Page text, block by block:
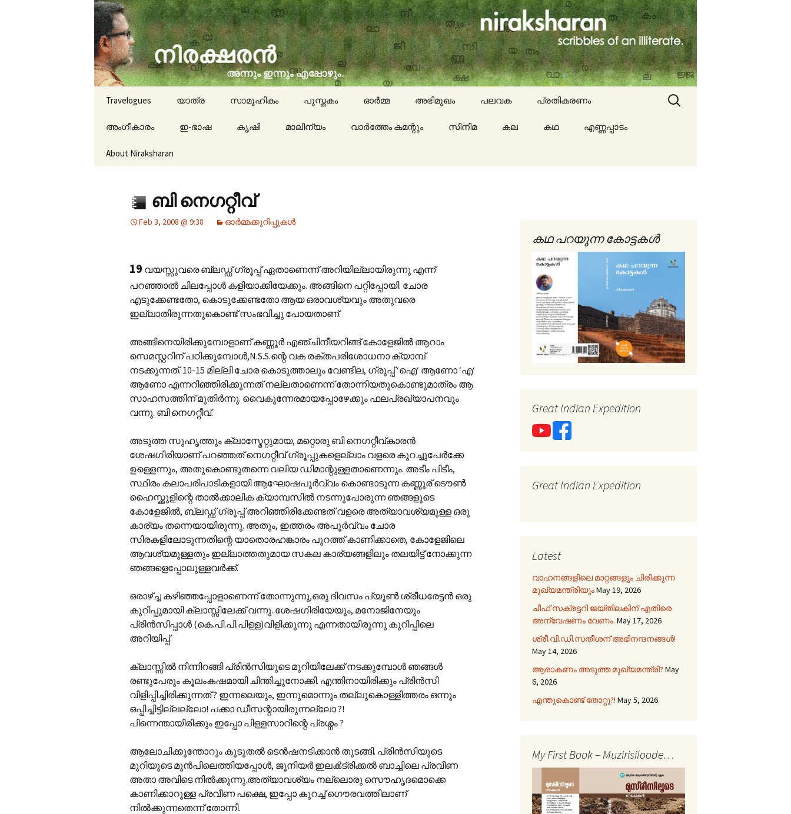
niraksharan (നിരക്ഷരൻ)
travelogues, book reviews, social issues, cinema, memories & lot more…
Skip to content
Travelogues യാത്ര സാമൂഹികം പുസ്തകം ഓർമ്മ അഭിമുഖം പലവക
കായികം
പ്രതികരണം
അംഗീകാരം ഇ-ഭാഷ കൃഷി മാലിന്യം വാർത്തേം കമന്റും സിനിമ കല കഥ എണ്ണപ്പാടം
About Niraksharan
Search
for:
ബി നെഗറ്റീവ്
Feb 3, 2008 @ 9:38 ഓർമ്മക്കുറിപ്പുകൾ
19 വയസ്സുവരെ ബ്ലഡ്ഡ് ഗ്രൂപ്പ് ഏതാണെന്ന് അറിയില്ലായിരുന്നു എന്ന്
പറഞ്ഞാല്‍ ചിലപ്പോള്‍ കളിയാക്കിയേക്കും. അങ്ങിനെ പറ്റിപ്പോയി. ചോര
എടുക്കേണ്ടതോ, കൊടുക്കേണ്ടതോ ആയ ഒരാവശ്യവും അതുവരെ
ഇല്ലാതിരുന്നതുകൊണ്ട് സംഭവിച്ചു പോയതാണ്.
അങ്ങിനെയിരിക്കുമ്പോളാണ് കണ്ണൂര്‍‍ എഞ്ചിനീയറിങ്ങ് കോളേജില്‍ ആറാം
സെമസ്റ്ററിന് പഠിക്കുമ്പോള്‍,‍N.S.S.ന്റെ വക രക്തപരിശോധനാ ക്യാമ്പ്
നടക്കുന്നത്. 10-15 മില്ലി ചോര കൊടുത്താലും വേണ്ടീല, ഗ്രൂപ്പ് ‘ഐ‘ ആണോ ‘എ‘
ആണോ എന്നറിഞ്ഞിരിക്കുന്നത് നല്ലതാണെന്ന് തോന്നിയതുകൊണ്ടുമാത്രം ആ
സാഹസത്തിന് മുതിര്‍ന്നു. വൈകുന്നേരമായപ്പോഴേക്കും ഫലപ്രഖ്യാപനവും
വന്നു. ബി നെഗറ്റീവ്.
അടുത്ത സുഹൃത്തും ക്ലാസ്മേറ്റുമായ, മറ്റൊരു ബി നെഗറ്റീവ്കാരന്‍
ശേഷഗിരിയാണ് പറഞ്ഞത് നെഗറ്റീവ് ഗ്രൂപ്പുകളെല്ലാം വളരെ കുറച്ചുപേര്‍ക്കേ
ഉള്ളെന്നും, അതുകൊണ്ടുതന്നെ വലിയ ഡിമാന്റുള്ളതാണെന്നും. അടീം പിടീം,
സ്ഥിരം കലാപരിപാ‍ടികളായി ആഘോഷപൂര്‍വ്വം കൊണ്ടാടുന്ന കണ്ണൂര് ടൌണ്‍
ഹൈസ്ക്കൂളിന്റെ താല്‍ക്കാലിക ക്യാമ്പസില്‍ നടന്നുപോരുന്ന ഞങ്ങളുടെ
കോളേജില്‍, ബ്ലഡ്ഡ് ഗ്രൂപ്പ് അറിഞ്ഞിരിക്കേണ്ടത് വളരെ അത്യാവശ്യമുള്ള ഒരു
കാര്യം തന്നെയായിരുന്നു. അതും, ഇത്തരം അപൂര്‍വ്വം ചോര
സിരകളിലോടുന്നതിന്റെ യാതൊരഹങ്കാരം പുറത്ത് കാണിക്കാതെ, കോളേജിലെ
ആവശ്യമുള്ളതും ഇല്ലാത്തതുമായ സകല കാര്യങ്ങളിലും തലയിട്ട് നോക്കുന്ന
ഞങ്ങളെപ്പോലുള്ളവര്‍ക്ക്.
ഒരാഴ്‌ച്ച കഴിഞ്ഞപ്പോളാണെന്ന് തോന്നുന്നു,ഒരു ദിവസം പ്യൂണ്‍ ശ്രീധരേട്ടന്‍‍ ഒരു
കുറിപ്പുമായി ക്ലാസ്സിലേക്ക് വന്നു. ശേഷഗിരിയേയും, മനോജിനേയും
പ്രിന്‍സിപ്പാള്‍ (കെ.പി.പി.പിള്ള)വിളിക്കുന്നു എന്നതായിരുന്നു കുറിപ്പിലെ
അറിയിപ്പ്.
ക്ലാസ്സില്‍ നിന്നിറങ്ങി പ്രിന്‍സിയുടെ മുറിയിലേക്ക് നടക്കുമ്പോള്‍ ഞങ്ങള്‍
രണ്ടുപേരും കൂലംകഷമായി ചിന്തിച്ചുനോക്കി. എന്തിനാ‍യിരിക്കും പ്രിന്‍സി
വിളിപ്പിച്ചിരിക്കുന്നത് ? ഇന്നലെയും, ഇന്നുമൊന്നും തല്ലുകൊള്ളിത്തരം ഒന്നും
ഒപ്പിച്ചിട്ടില്ലല്ലോ! പക്കാ ഡീസന്റായിരുന്നല്ലോ ?!
പിന്നെന്തായിരിക്കും ഇപ്പോ പിള്ളസാറിന്റെ പ്രശ്നം ?
ആലോചിക്കുന്തോ‍റും കൂടുതല്‍ ടെന്‍ഷനടിക്കാന്‍ തുടങ്ങി. പ്രിന്‍സിയുടെ
മുറിയുടെ മുന്‍പിലെത്തിയപ്പോള്‍, ജൂനിയര്‍‍ ഇലക്‍ട്രിക്കല്‍ ബാച്ചിലെ പ്രവീണ
അതാ അവിടെ നില്‍ക്കുന്നു.അത്യാവശ്യം നല്ലൊരു സൌഹൃദമൊക്കെ
കാണിക്കാറുള്ള പ്രവീണ പക്ഷെ, ഇപ്പോ കുറച്ച് ഗൌരവത്തിലാണ്
നില്‍ക്കുന്നതെന്ന് തോന്നി.
കഥ പറയുന്ന കോട്ടകൾ
Great Indian Expedition
Great Indian Expedition
Latest
വാഹനങ്ങളിലെ മാറ്റങ്ങളും ചിരിക്കുന്ന
മുഖ്യമന്ത്രിയുംMay 19, 2026
ചീഫ് സക്രട്ടറി ജയ്തിലകിന് എതിരെ
അന്വേഷണം വേണം. May 17, 2026
ശ്രീ.വി.ഡി.സതീശന് അഭിനന്ദനങ്ങൾ!
May 14, 2026
ആരാകണം അടുത്ത മുഖ്യമന്ത്രി? May
6, 2026
എന്തുകൊണ്ട് തോറ്റു?! May 5, 2026
My First Book – Muzirisiloode…